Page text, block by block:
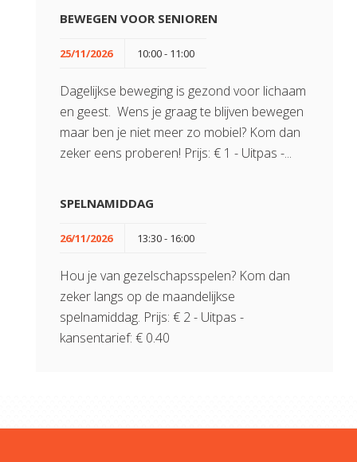
BEWEGEN VOOR SENIOREN
25/11/2026 10:00 - 11:00
Dagelijkse beweging is gezond voor lichaam
en geest. Wens je graag te blijven bewegen
maar ben je niet meer zo mobiel? Kom dan
zeker eens proberen! Prijs: € 1 - Uitpas -...
SPELNAMIDDAG
26/11/2026 13:30 - 16:00
Hou je van gezelschapsspelen? Kom dan
zeker langs op de maandelijkse
spelnamiddag. Prijs: € 2 - Uitpas -
kansentarief: € 0.40